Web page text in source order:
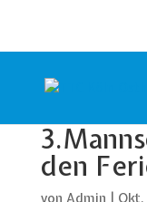
den
von Admin Okt.